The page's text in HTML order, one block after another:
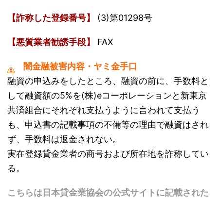
【詐称した登録番号】 (3)第01298号
【悪質業者勧誘手段】 FAX
闇金融被害内容・ヤミ金手口
融資の申込みをしたところ、融資の前に、手数料と
して融資額の5%を(株)eコーポレーションと新東京
共済組合にそれぞれ支払うように言われて支払う
も、申込書の記載事項の不備等の理由で融資はされ
ず、手数料は返金されない。
実在登録貸金業者の商号および所在地を詐称してい
る。
こちらは日本貸金業協会の公式サイトに記載された